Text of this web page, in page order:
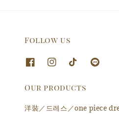
Follow us
Our products
洋裝／드레스／one piece